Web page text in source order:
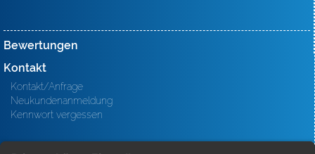
Bewertungen
Kontakt
Kontakt/Anfrage
Neukundenanmeldung
Kennwort vergessen